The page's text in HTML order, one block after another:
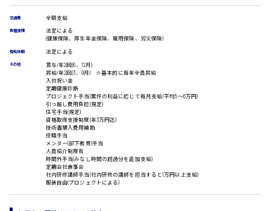
安芸太田町
日給10000円以上
交通費 全額支給
各種保険
法定による
(健康保険、厚生年金保険、雇用保険、労災保険)
有給休暇 法定による
その他
賞与/年2回(6、12月)
昇給/年2回(3、9月) ※基本的に毎年全員昇給
入社祝い金
定期健康診断
プロジェクト手当(案件の利益に応じて毎月支給/平均5〜6万円)
引っ越し費用負担(規定)
住宅手当(規定)
資格取得支援制度(年3万円迄)
技術書購入費用補助
役職手当
メンター(部下教育)手当
人員紹介制度有
時間外手当(みなし時間の超過分を追加支給)
定期会社食事会
社内研修講師手当(社内研修の講師を担当すると1万円以上支給)
服装自由(プロジェクトによる)